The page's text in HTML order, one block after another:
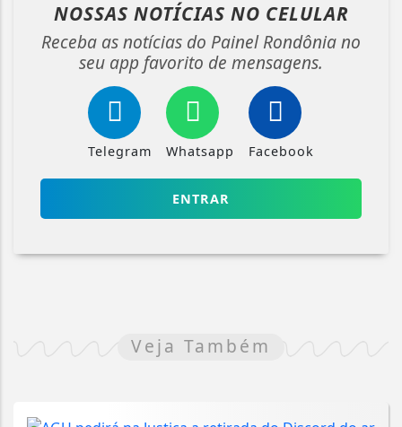
NOSSAS NOTÍCIAS NO CELULAR
Receba as notícias do Painel Rondônia no
seu app favorito de mensagens.
Telegram Whatsapp Facebook
ENTRAR
Veja Também